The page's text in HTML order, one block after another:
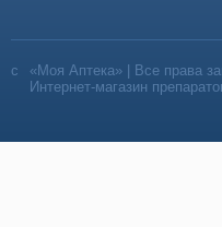
«Моя Аптека» | Все права
Интернет-магазин